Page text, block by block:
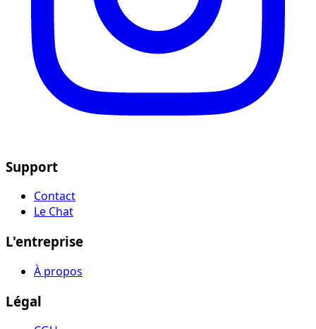
Support
Contact
Le Chat
L'entreprise
À propos
Légal